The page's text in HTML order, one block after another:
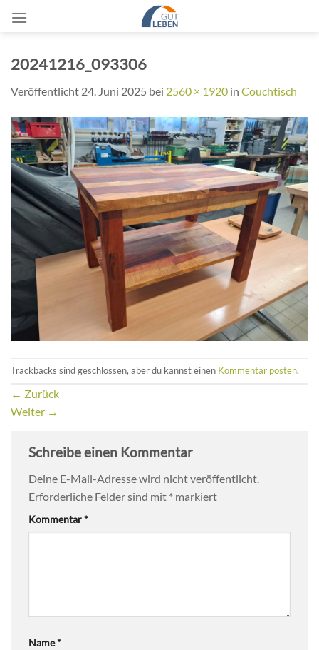
Inhalt
20241216_093306
Veröffentlicht 24. Juni 2025 bei 2560 × 1920 in Couchtisch
Trackbacks sind geschlossen, aber du kannst einen Kommentar posten.
← Zurück
Weiter →
Schreibe einen Kommentar
Deine E-Mail-Adresse wird nicht veröffentlicht.
Erforderliche Felder sind mit * markiert
Kommentar*
Name*